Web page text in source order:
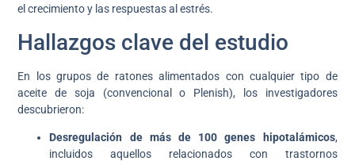
el crecimiento y las respuestas al estrés.
Hallazgos clave del estudio
En los grupos de ratones alimentados con cualquier tipo de
aceite de soja (convencional o Plenish), los investigadores
descubrieron:
Desregulación de más de 100 genes hipotalámicos,
incluidos aquellos relacionados con trastornos